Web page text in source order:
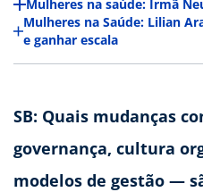
Mulheres na saúde: Irmã
Mulheres na Saúde: Lilian
e ganhar escala
SB: Quais mudanças
governança, cultura
modelos de gestão —